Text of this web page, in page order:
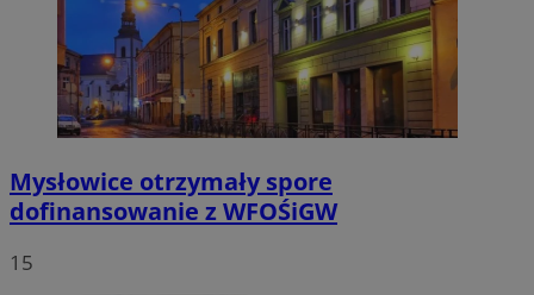
Mysłowice otrzymały spore
dofinansowanie z WFOŚiGW
15